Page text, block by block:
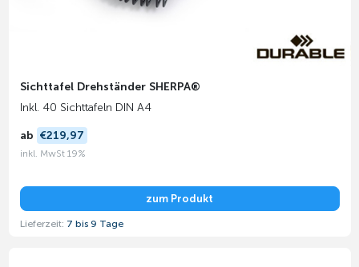
Sichttafel Drehständer SHERPA®
Inkl. 40 Sichttafeln DIN A4
ab €219,97
inkl. MwSt 19%
zum Produkt
Lieferzeit: 7 bis 9 Tage